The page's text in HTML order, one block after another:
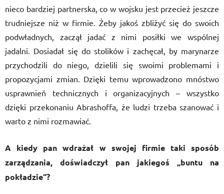
nieco bardziej partnerska, co w wojsku jest przecież jeszcze
trudniejsze niż w firmie. Żeby jakoś zbliżyć się do swoich
podwładnych, zaczął jadać z nimi posiłki we wspólnej
jadalni. Dosiadał się do stolików i zachęcał, by marynarze
przychodzili do niego, dzielili się swoimi problemami i
propozycjami zmian. Dzięki temu wprowadzono mnóstwo
usprawnień technicznych i organizacyjnych – wszystko
dzięki przekonaniu Abrashoffa, że ludzi trzeba szanować i
warto z nimi rozmawiać.
A kiedy pan wdrażał w swojej firmie taki sposób
zarządzania, doświadczył pan jakiegoś „buntu na
pokładzie“?